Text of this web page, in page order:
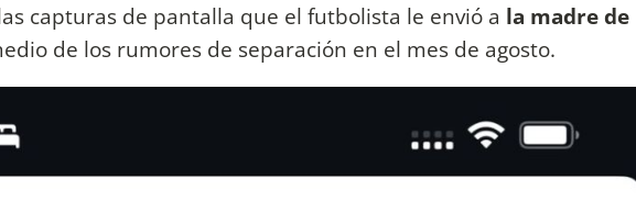
capturas de pantalla que el futbolista le envió a la madre de
de los rumores de separación en el mes de agosto.